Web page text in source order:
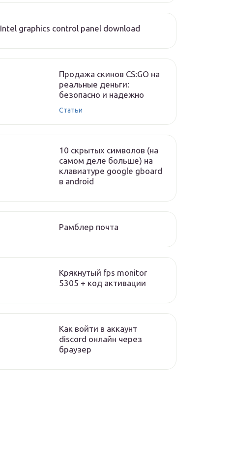
Intel graphics control panel download
Продажа скинов CS:GO на
реальные деньги:
безопасно и надежно
Статьи
10 скрытых символов (на
самом деле больше) на
клавиатуре google gboard
в android
Рамблер почта
Крякнутый fps monitor
5305 + код активации
Как войти в аккаунт
discord онлайн через
браузер